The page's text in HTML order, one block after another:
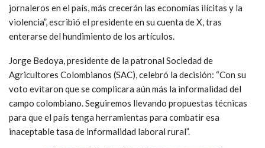
jornaleros en el país, más crecerán las economías ilícitas y la
violencia”, escribió el presidente en su cuenta de X, tras
enterarse del hundimiento de los artículos.
Jorge Bedoya, presidente de la patronal Sociedad de
Agricultores Colombianos (SAC), celebró la decisión: “Con su
voto evitaron que se complicara aún más la informalidad del
campo colombiano. Seguiremos llevando propuestas técnicas
para que el país tenga herramientas para combatir esa
inaceptable tasa de informalidad laboral rural”.